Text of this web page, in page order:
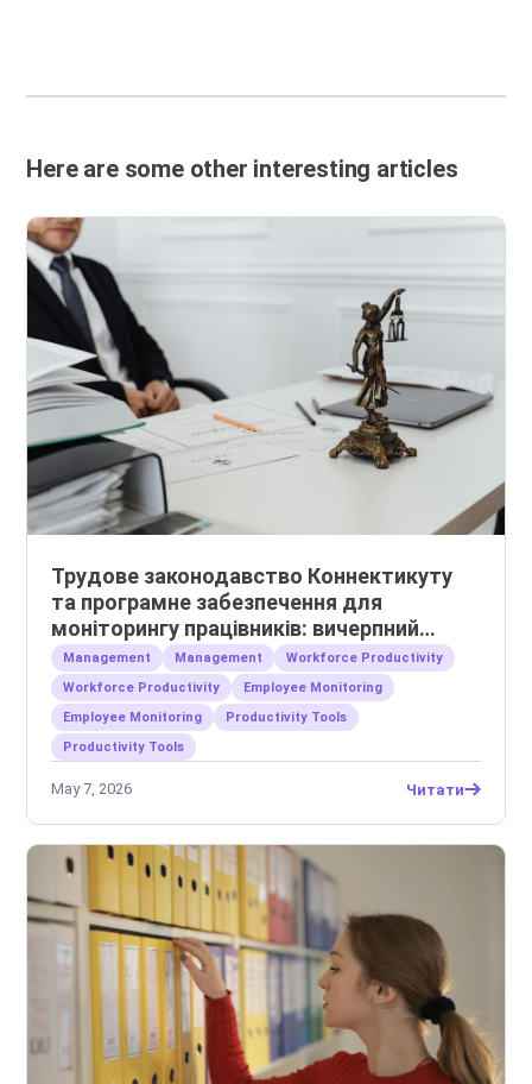
Here are some other interesting articles
Трудове законодавство Коннектикуту
та програмне забезпечення для
моніторингу працівників: вичерпний
посібник для роботодавців
Management Management
Workforce Productivity
Workforce Productivity
Employee Monitoring
Employee Monitoring
Productivity Tools
Productivity Tools
May 7, 2026 Читати